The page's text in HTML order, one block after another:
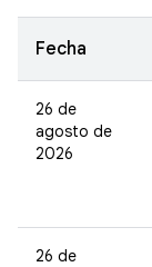
Fecha
26 de
agosto de
2026
26 de